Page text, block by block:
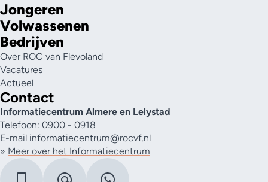
Jongeren
Volwassenen
Bedrijven
Over ROC van Flevoland
Vacatures
Actueel
Contact
Informatiecentrum Almere en Lelystad
Telefoon: 0900 - 0918
E-mail informatiecentrum@rocvf.nl
» Meer over het Informatiecentrum